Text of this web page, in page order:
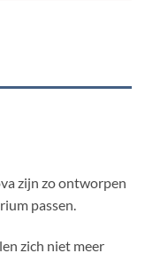
zijn zo ontworpen
passen.
zich niet meer